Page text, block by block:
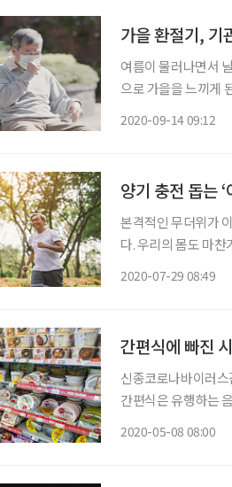
가을 환절기, 기
여름이 물러나면서
으로 가을을 느끼게
2020-09-14 09:12
양기 충전 돕는
본격적인 무더위가
다. 우리의 몸도 마
2020-07-29 08:49
간편식에 빠진
신종코로나바이러
간편식은 유행하는
2020-05-08 08:00